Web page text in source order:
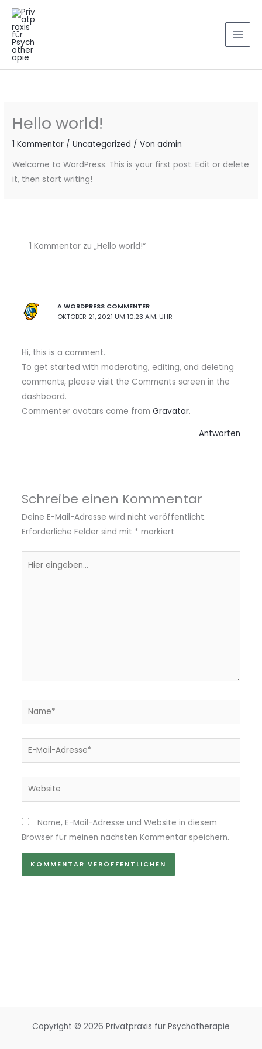
Zum
Inhalt
springen
Hello world!
1 Kommentar /Uncategorized / Vonadmin
Welcome to WordPress. This is your first post. Edit or delete
it, then start writing!
1 Kommentar zu „Hello world!“
A WORDPRESS COMMENTER
OKTOBER 21, 2021 UM 10:23 A.M. UHR
Hi, this is a comment.
To get started with moderating, editing, and deleting
comments, please visit the Comments screen in the
dashboard.
Commenter avatars come from Gravatar.
Antworten
Schreibe einen Kommentar
Deine E-Mail-Adresse wird nicht veröffentlicht.
Erforderliche Felder sind mit * markiert
eingeben…
Name*
E-
Mail-
Adresse*
Website
Name, E-Mail-Adresse und Website in diesem
Browser für meinen nächsten Kommentar speichern.
Copyright © 2026 Privatpraxis für Psychotherapie